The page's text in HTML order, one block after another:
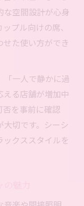
な空間設計が心身
プル向けの席、
た使い方ができ
「一人で静かに過
る店舗が増加中
を事前に確認
切です。シーシ
クススタイルを